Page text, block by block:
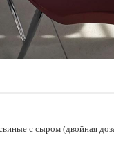
с сыром (двойная